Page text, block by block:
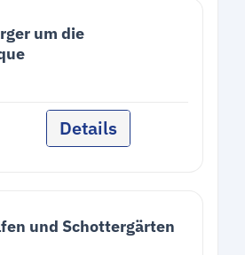
um die
Details
und Schottergärten